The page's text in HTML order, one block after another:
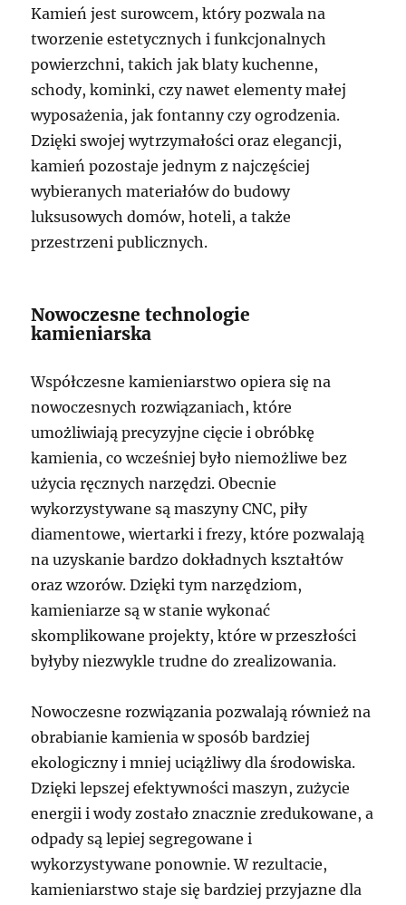
Kamień jest surowcem, który pozwala na
tworzenie estetycznych i funkcjonalnych
powierzchni, takich jak blaty kuchenne,
schody, kominki, czy nawet elementy małej
wyposażenia, jak fontanny czy ogrodzenia.
Dzięki swojej wytrzymałości oraz elegancji,
kamień pozostaje jednym z najczęściej
wybieranych materiałów do budowy
luksusowych domów, hoteli, a także
przestrzeni publicznych.
Nowoczesne technologie
kamieniarska
Współczesne kamieniarstwo opiera się na
nowoczesnych rozwiązaniach, które
umożliwiają precyzyjne cięcie i obróbkę
kamienia, co wcześniej było niemożliwe bez
użycia ręcznych narzędzi. Obecnie
wykorzystywane są maszyny CNC, piły
diamentowe, wiertarki i frezy, które pozwalają
na uzyskanie bardzo dokładnych kształtów
oraz wzorów. Dzięki tym narzędziom,
kamieniarze są w stanie wykonać
skomplikowane projekty, które w przeszłości
byłyby niezwykle trudne do zrealizowania.
Nowoczesne rozwiązania pozwalają również na
obrabianie kamienia w sposób bardziej
ekologiczny i mniej uciążliwy dla środowiska.
Dzięki lepszej efektywności maszyn, zużycie
energii i wody zostało znacznie zredukowane, a
odpady są lepiej segregowane i
wykorzystywane ponownie. W rezultacie,
kamieniarstwo staje się bardziej przyjazne dla